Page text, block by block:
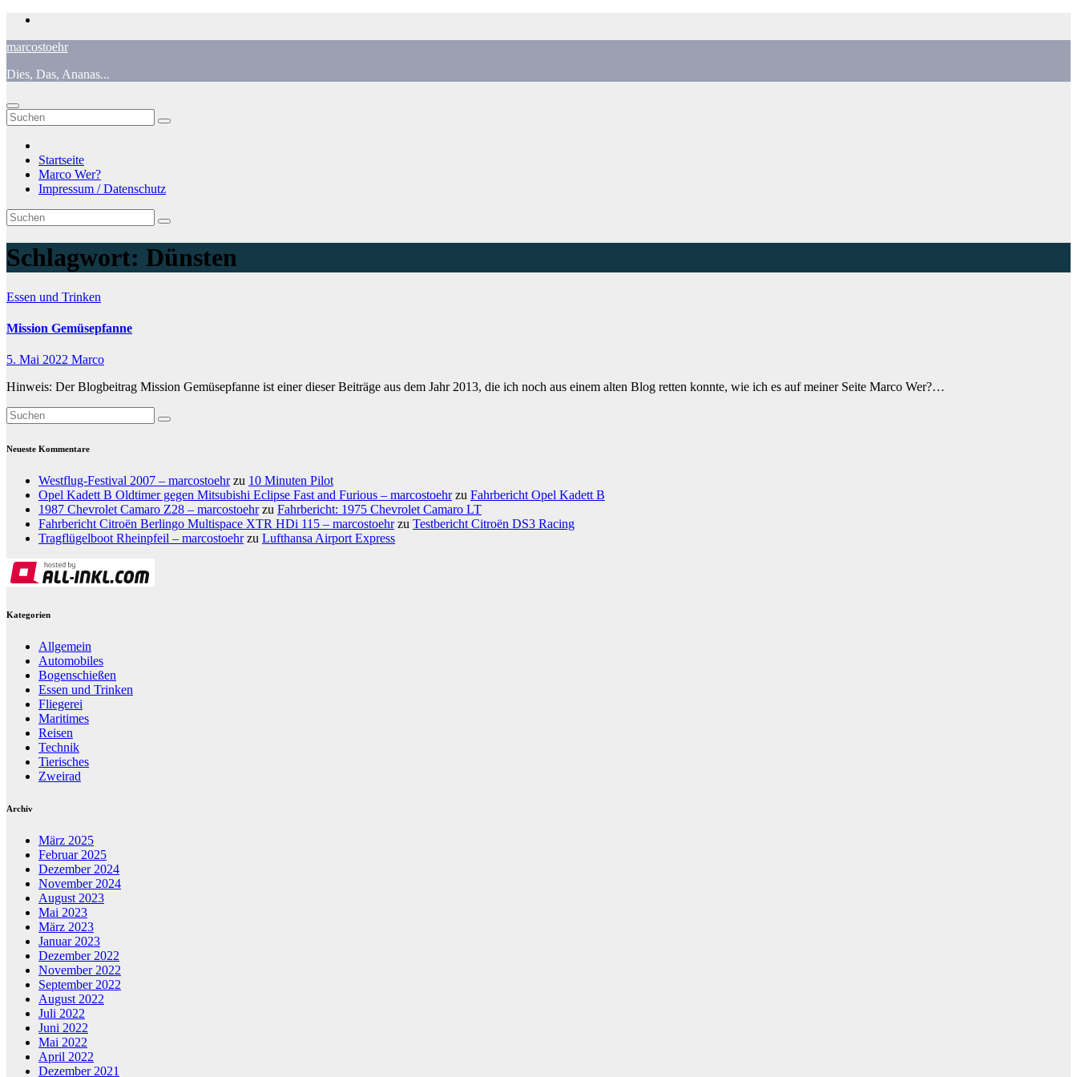
Zum
springen
marcostoehr
Dies, Das, Ananas...
Startseite
Marco Wer?
Impressum / Datenschutz
Schlagwort: Dünsten
Essen und Trinken
Mission Gemüsepfanne
5. Mai 2022 Marco
Hinweis: Der Blogbeitrag Mission Gemüsepfanne ist einer dieser Beiträge aus dem Jahr 2013, die ich noch aus einem alten Blog retten konnte, wie ich es auf meiner Seite Marco Wer?…
Neueste Kommentare
Westflug-Festival 2007 – marcostoehrzu 10 Minuten Pilot
Opel Kadett B Oldtimer gegen Mitsubishi Eclipse Fast and Furious – marcostoehrzu Fahrbericht Opel Kadett B
1987 Chevrolet Camaro Z28 – marcostoehrzu Fahrbericht: 1975 Chevrolet Camaro LT
Fahrbericht Citroën Berlingo Multispace XTR HDi 115 – marcostoehrzu Testbericht Citroën DS3 Racing
Tragflügelboot Rheinpfeil – marcostoehrzu Lufthansa Airport Express
Kategorien
Allgemein
Automobiles
Bogenschießen
Essen und Trinken
Fliegerei
Maritimes
Reisen
Technik
Tierisches
Zweirad
Archiv
März 2025
Februar 2025
Dezember 2024
November 2024
August 2023
Mai 2023
März 2023
Januar 2023
Dezember 2022
November 2022
September 2022
August 2022
Juli 2022
Juni 2022
Mai 2022
April 2022
Dezember 2021